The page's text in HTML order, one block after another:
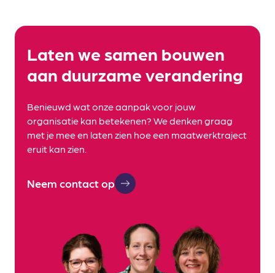
Laten we samen bouwen
aan duurzame verandering
Benieuwd wat onze aanpak voor jouw
organisatie kan betekenen? We denken graag
met je mee en laten zien hoe een maatwerktraject
eruit kan zien.
Neem contact op